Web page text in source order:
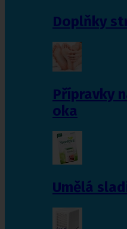
Doplňky
Přípravky
oka
Umělá